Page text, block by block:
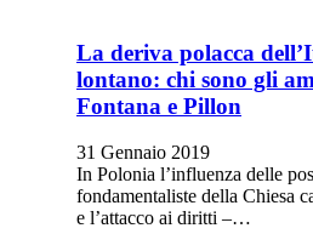
La deriva polacca
lontano: chi sono gli
Fontana e Pillon
31 Gennaio 2019
In Polonia l’influenza delle
fondamentaliste della Chiesa
e l’attacco ai diritti –…